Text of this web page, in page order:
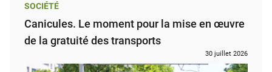
SOCIÉTÉ
Canicules. Le moment pour la mise en œuvre
de la gratuité des transports
30 juillet 2026